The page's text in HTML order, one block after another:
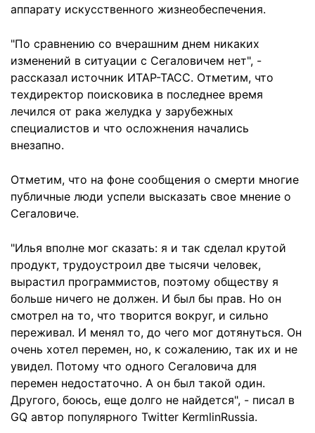
аппарату искусственного жизнеобеспечения.
"По сравнению со вчерашним днем никаких
изменений в ситуации с Сегаловичем нет", -
рассказал источник ИТАР-ТАСС. Отметим, что
техдиректор поисковика в последнее время
лечился от рака желудка у зарубежных
специалистов и что осложнения начались
внезапно.
Отметим, что на фоне сообщения о смерти многие
публичные люди успели высказать свое мнение о
Сегаловиче.
"Илья вполне мог сказать: я и так сделал крутой
продукт, трудоустроил две тысячи человек,
вырастил программистов, поэтому обществу я
больше ничего не должен. И был бы прав. Но он
смотрел на то, что творится вокруг, и сильно
переживал. И менял то, до чего мог дотянуться. Он
очень хотел перемен, но, к сожалению, так их и не
увидел. Потому что одного Сегаловича для
перемен недостаточно. А он был такой один.
Другого, боюсь, еще долго не найдется", - писал в
GQ автор популярного Twitter KermlinRussia.